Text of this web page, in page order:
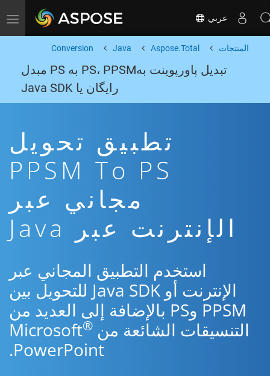
Toggle navigation عربي
المنتجات Aspose.Total
Java
Conversion
تبدیل پاورپوینت بهPS، PPSM به PS مبدل
رایگان یا Java SDK
تطبيق تحويل
PPSM To PS
مجاني عبر
الإنترنت عبر Java
استخدم التطبيق المجاني عبر
الإنترنت أو Java SDK للتحويل بين
PPSM وPS بالإضافة إلى العديد من
التنسيقات الشائعة من Microsoft ®
PowerPoint.